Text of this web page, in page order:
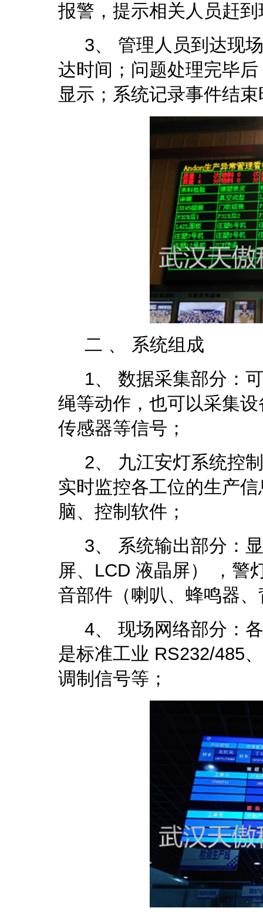
报警，提示相关人员赶
3、 管理人员到达现场
达时间；问题处理完毕
显示；系统记录事件结
二 、 系统组成
1、 数据采集部分：可
绳等动作，也可以采集
传感器等信号；
2、 九江安灯系统控
实时监控各工位的生产
脑、控制软件；
3、 系统输出部分：显
屏、LCD 液晶屏） ，警
音部件（喇叭、蜂鸣器
4、 现场网络部分：各
是标准工业 RS232/485
调制信号等；